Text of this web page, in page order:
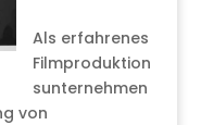
Als erfahrenes
Filmproduktion
sunternehmen
von